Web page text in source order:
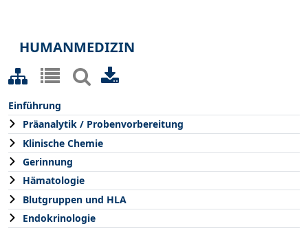
HUMANMEDIZIN
Einführung
Präanalytik / Probenvorbereitung
Klinische Chemie
Gerinnung
Hämatologie
Blutgruppen und HLA
Endokrinologie